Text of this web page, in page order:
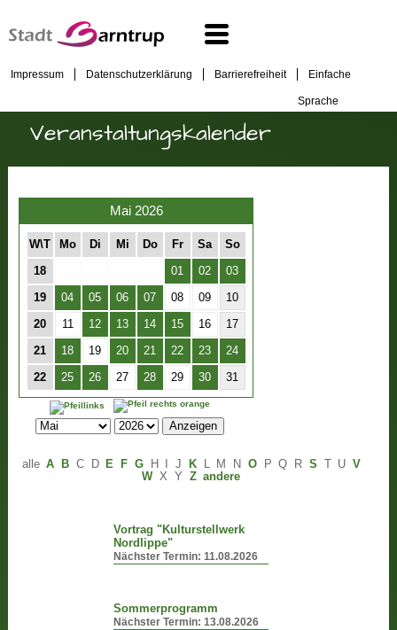
Impressum Datenschutzerklärung Barrierefreiheit Einfache
Sprache
Veranstaltungskalender
Mai 2026
W\T Mo Di Mi Do Fr Sa So
18 01 02 03
19 04 05 06 07 08 09 10
20 11 12 13 14 15 16 17
21 18 19 20 21 22 23 24
22 25 26 27 28 29 30 31
alle A B C D E F G H J K L M N O P Q R S U V
W X Y Z andere
Vortrag "Kulturstellwerk
Nordlippe"
Nächster Termin:11.08.2026
Sommerprogramm
Nächster Termin:13.08.2026